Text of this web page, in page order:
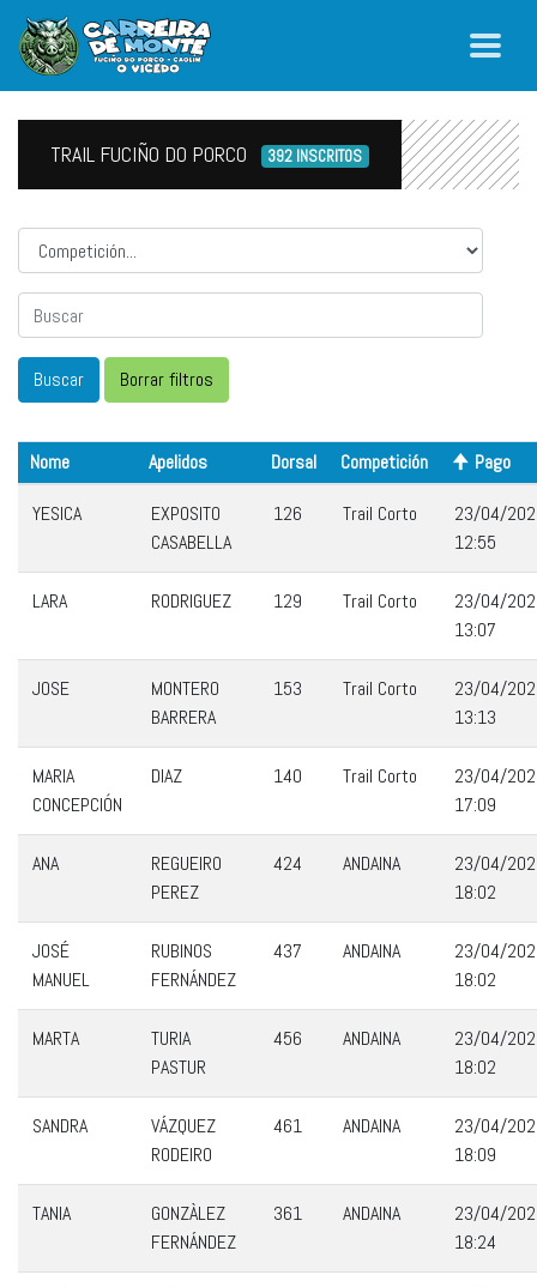
TRAIL FUCIÑO DO PORCO 392 INSCRITOS
Competicion
Nome Apelidos Dorsal Competición Pago
YESICA
EXPOSITO
CASABELLA
126 Trail Corto
23/04/
12:55
LARA RODRIGUEZ 129 Trail Corto
23/04/
13:07
JOSE
MONTERO
BARRERA
153 Trail Corto
23/04/
13:13
MARIA
CONCEPCIÓN
DIAZ 140 Trail Corto
23/04/
17:09
ANA
REGUEIRO
PEREZ
424 ANDAINA
23/04/
18:02
JOSÉ
MANUEL
RUBINOS
FERNÁNDEZ
437 ANDAINA
23/04/
18:02
MARTA
TURIA
PASTUR
456 ANDAINA
23/04/
18:02
SANDRA
VÁZQUEZ
RODEIRO
461 ANDAINA
23/04/
18:09
TANIA
GONZÀLEZ
FERNÁNDEZ
361 ANDAINA
23/04/
18:24